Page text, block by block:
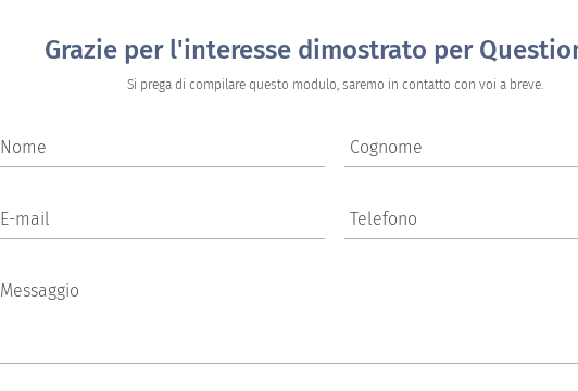
Grazie per l'interesse dimostrato per
Si prega di compilare questo modulo, saremo in contatto con voi a breve.
Nome Cognome
E-mail Telefono
Messaggio